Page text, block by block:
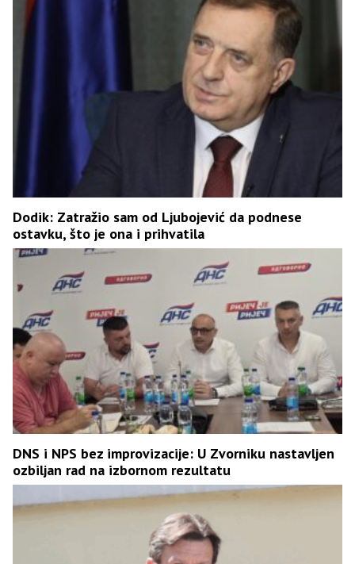
Dodik: Zatražio sam od Ljubojević da podnese
ostavku, što je ona i prihvatila
DNS i NPS bez improvizacije: U Zvorniku nastavljen
ozbiljan rad na izbornom rezultatu